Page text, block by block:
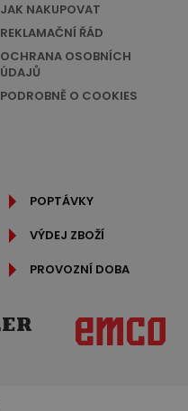
JAK NAKUPOVAT
REKLAMAČNÍ ŘÁD
OCHRANA OSOBNÍCH
ÚDAJŮ
PODROBNĚ O COOKIES
POPTÁVKY
VÝDEJ ZBOŽÍ
PROVOZNÍ DOBA